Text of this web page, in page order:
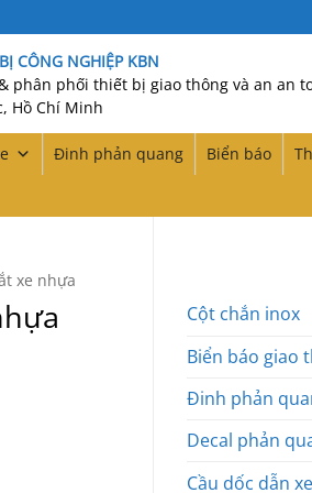
CÔNG NGHIỆP KBN
phân phối thiết bị giao thông và an an
Hồ Chí Minh
Đinh phản quang Biển báo
Cột chắn inox
Biển báo giao
Đinh phản
Decal phản
Cầu dốc dẫn
xe nhựa